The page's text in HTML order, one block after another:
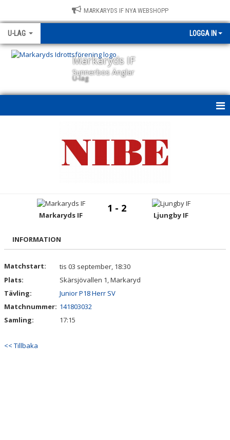
MARKARYDS IF NYA WEBSHOPP
U-LAG LOGGA IN
Markaryds IF
Sunnerbos Änglar
U-lag
BILDGALLERI
KONTAKT
Markaryds IF
1 - 2
Ljungby IF
INFORMATION
Matchstart:
tis 03 september, 18:30
Plats:
Skärsjövallen 1, Markaryd
Tävling:
Junior P18 Herr SV
Matchnummer: 141803032
Samling:
17:15
<< Tillbaka